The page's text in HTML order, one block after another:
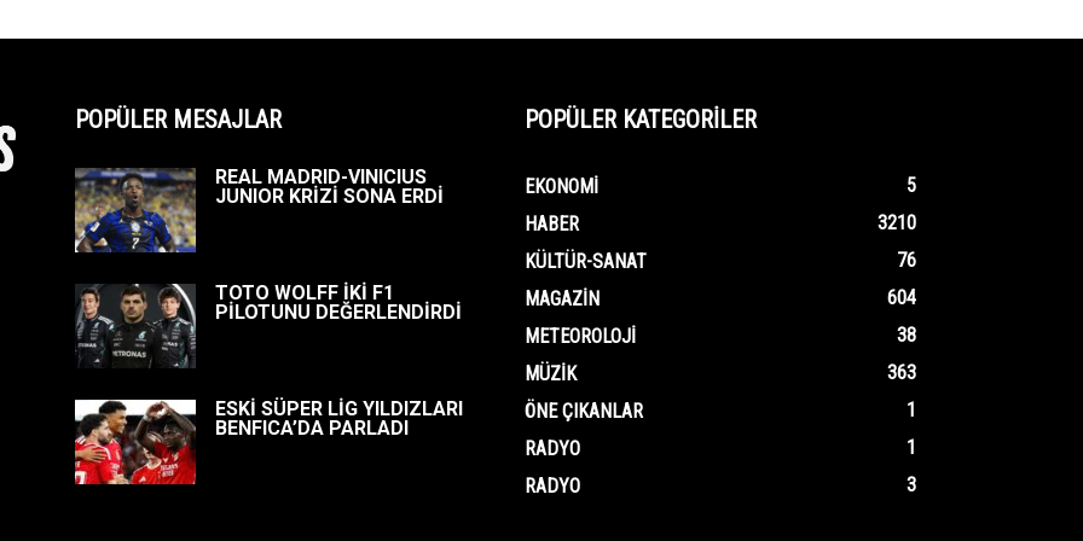
POPÜLER MESAJLAR
REAL MADRID-VINICIUS
JUNIOR KRİZİ SONA ERDİ
TOTO WOLFF İKİ F1
PİLOTUNU DEĞERLENDİRDİ
ESKİ SÜPER LİG YILDIZLARI
BENFICA’DA PARLADI
POPÜLER KATEGORİLER
EKONOMI
5
HABER
3210
KÜLTÜR-SANAT
76
MAGAZIN
604
METEOROLOJI
38
MÜZIK
363
ÖNE ÇIKANLAR
1
RADYO
1
RADYO
3